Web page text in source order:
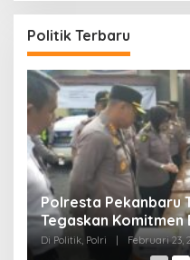
Politik Terbaru
Polresta Pekanbaru
Tegaskan Komitmen
Di Politik, Polri Februari 23,